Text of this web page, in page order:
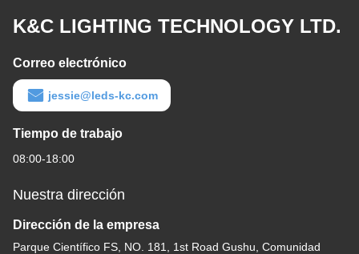
K&C LIGHTING TECHNOLOGY LTD.
Correo electrónico
jessie@leds-kc.com
Tiempo de trabajo
08:00-18:00
Nuestra dirección
Dirección de la empresa
Parque Científico FS, NO. 181, 1st Road Gushu, Comunidad